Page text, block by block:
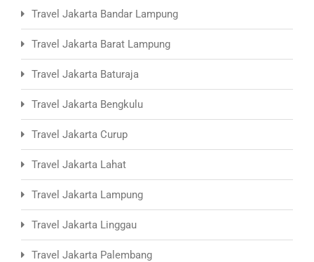
Travel Jakarta Bandar Lampung
Travel Jakarta Barat Lampung
Travel Jakarta Baturaja
Travel Jakarta Bengkulu
Travel Jakarta Curup
Travel Jakarta Lahat
Travel Jakarta Lampung
Travel Jakarta Linggau
Travel Jakarta Palembang